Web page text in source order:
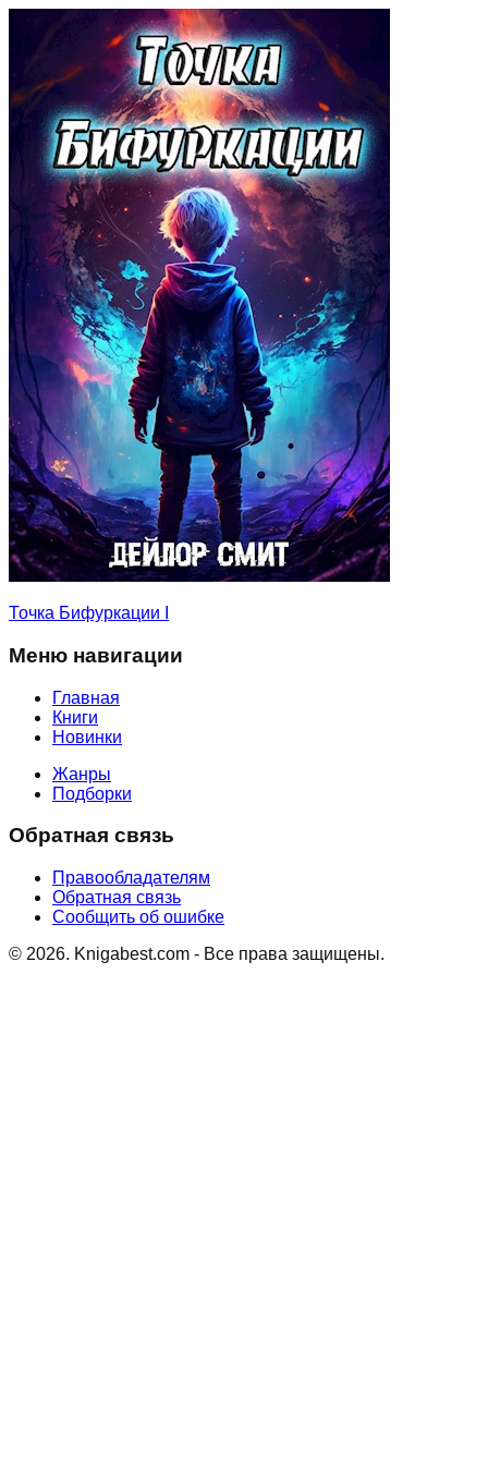
Точка Бифуркации I
Меню навигации
Главная
Книги
Новинки
Жанры
Подборки
Обратная связь
Правообладателям
Обратная связь
Сообщить об ошибке
© 2026. Knigabest.com - Все права защищены.